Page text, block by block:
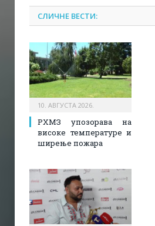
СЛИЧНЕ ВЕСТИ:
10. АВГУСТА 2026.
РХМЗ упозорава на
високе температуре и
ширење пожара